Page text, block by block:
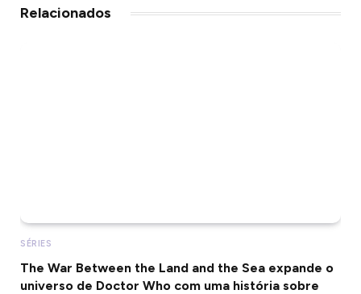
Relacionados
SÉRIES
The War Between the Land and the Sea expande o
universo de Doctor Who com uma história sobre